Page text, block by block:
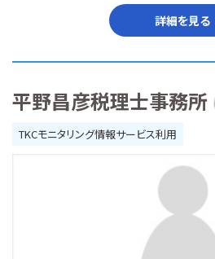
詳細を見る
平野昌彦税理士事務所
TKCモニタリング情報サービス利用